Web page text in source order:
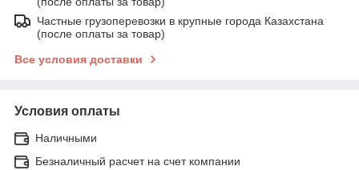
Частные грузоперевозки в крупные города Казахстана
(после оплаты за товар)
Все условия доставки
Условия оплаты
Наличными
Безналичный расчет на счет компании